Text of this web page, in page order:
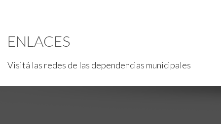
ENLACES
Visitá las redes de las dependencias municipales